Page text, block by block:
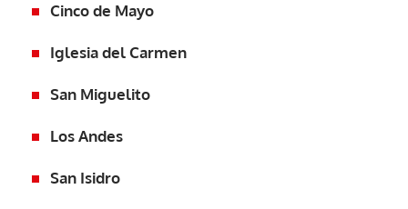
Cinco de Mayo
Iglesia del Carmen
San Miguelito
Los Andes
San Isidro